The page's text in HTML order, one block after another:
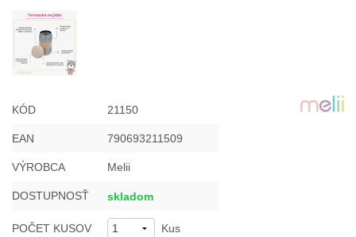
KÓD 21150
EAN 790693211509
VÝROBCA Melii
DOSTUPNOSŤ skladom
POČET KUSOV Kus